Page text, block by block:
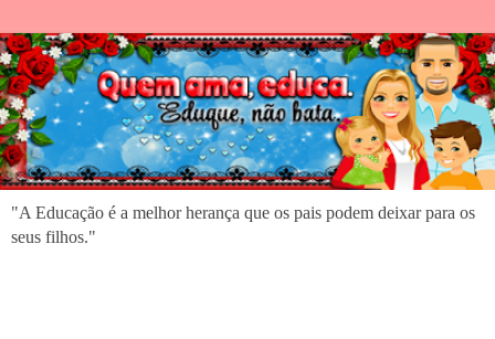
"A Educação é a melhor herança que os pais podem deixar para os
seus filhos."